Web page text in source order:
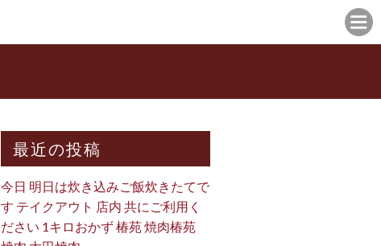
最近の投稿
今日 明日は炊き込みご飯炊きたてで
す テイクアウト 店内 共にご利用く
ださい 1キロおかず 椿苑 焼肉椿苑